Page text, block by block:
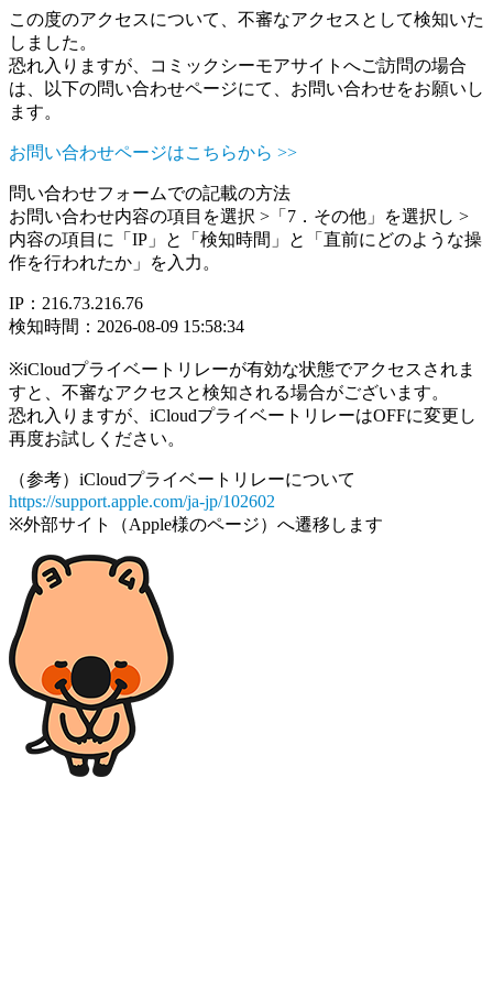
この度のアクセスについて、不審なアクセスとして検知いた
しました。
恐れ入りますが、コミックシーモアサイトへご訪問の場合
は、以下の問い合わせページにて、お問い合わせをお願いし
ます。
お問い合わせページはこちらから >>
問い合わせフォームでの記載の方法
お問い合わせ内容の項目を選択 >「7．その他」を選択し >
内容の項目に「IP」と「検知時間」と「直前にどのような操
作を行われたか」を入力。
IP：216.73.216.76
検知時間：2026-08-09 15:58:34
※iCloudプライベートリレーが有効な状態でアクセスされま
すと、不審なアクセスと検知される場合がございます。
恐れ入りますが、iCloudプライベートリレーはOFFに変更し
再度お試しください。
（参考）iCloudプライベートリレーについて
https://support.apple.com/ja-jp/102602
※外部サイト（Apple様のページ）へ遷移します